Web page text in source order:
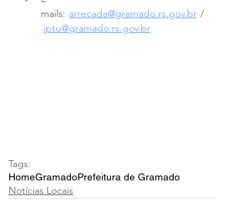
mails: arrecada@gramado.rs.gov.br /
iptu@gramado.rs.gov.br
Tags:
HomeGramadoPrefeitura de Gramado
Notícias Locais